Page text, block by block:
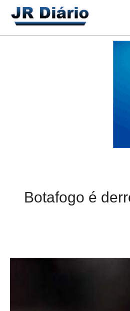
Botafogo é